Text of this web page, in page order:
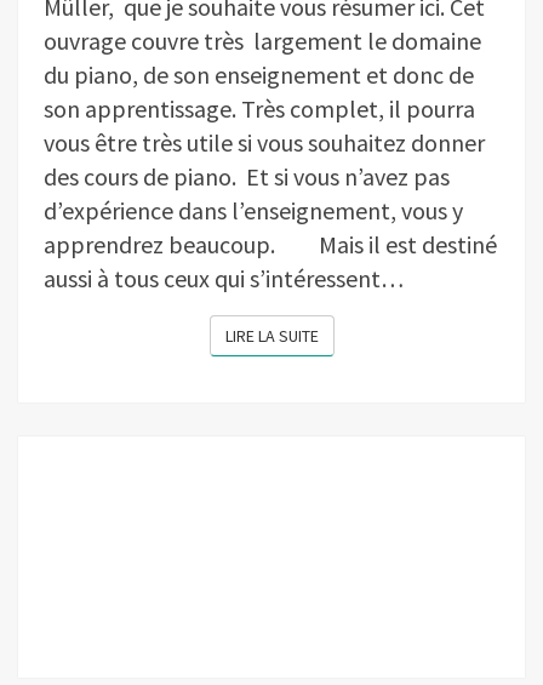
Müller, que je souhaite vous résumer ici. Cet
ouvrage couvre très largement le domaine
du piano, de son enseignement et donc de
son apprentissage. Très complet, il pourra
vous être très utile si vous souhaitez donner
des cours de piano. Et si vous n’avez pas
d’expérience dans l’enseignement, vous y
apprendrez beaucoup. Mais il est destiné
aussi à tous ceux qui s’intéressent…
LIRE LA SUITELIRE LA SUITE